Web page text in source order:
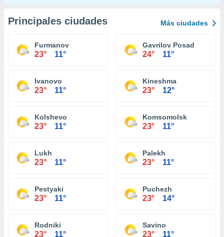
Principales ciudades Más ciudades
Furmanov
23° 11°
Gavrilov Posad
24° 11°
Ivanovo
23° 11°
Kineshma
23° 12°
Kolshevo
23° 11°
Komsomolsk
23° 11°
Lukh
23° 11°
Palekh
23° 11°
Pestyaki
23° 11°
Puchezh
23° 14°
Rodniki
23° 11°
Savino
23° 11°